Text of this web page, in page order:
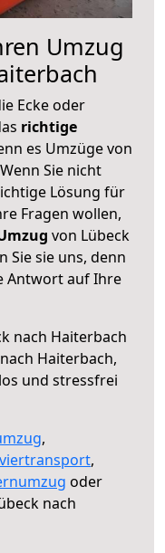
Umzug
Ecke oder
richtige
es Umzüge von
Sie nicht
Lösung für
Fragen wollen,
von Lübeck
Sie sie uns, denn
Antwort auf Ihre
nach Haiterbach
Haiterbach,
und stressfrei
,
,
oder
nach